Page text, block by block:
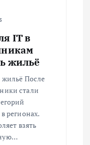
IT в
жильё
жильё После
стали
регионах.
взять